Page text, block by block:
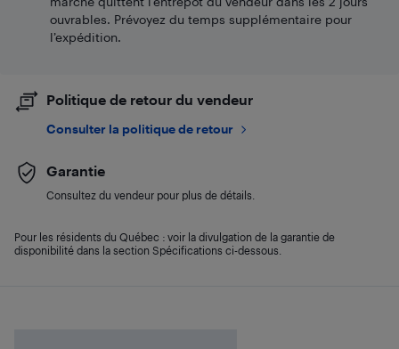
ouvrables. Prévoyez du temps supplémentaire pour
l’expédition.
Politique de retour du vendeur
Consulter la politique de retour
Garantie
Consultez du vendeur pour plus de détails.
Pour les résidents du Québec : voir la divulgation de la garantie de
disponibilité dans la section Spécifications ci-dessous.